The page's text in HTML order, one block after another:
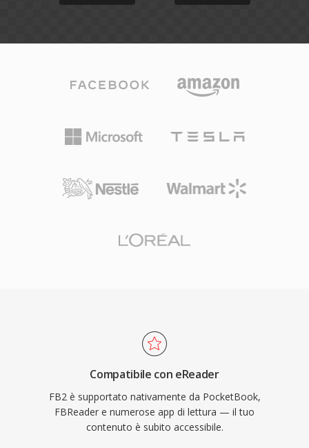
Compatibile con eReader
FB2 è supportato nativamente da PocketBook,
FBReader e numerose app di lettura — il tuo
contenuto è subito accessibile.